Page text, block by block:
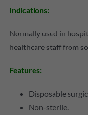
Indications:
Normally used in
healthcare staff from
Features:
Disposable
Non-sterile.